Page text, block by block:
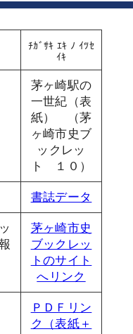
ﾁｶﾞｻｷ ｴｷ ﾉ ｲﾂｾ
ｲｷ
茅ヶ崎駅の
一世紀（表
紙） （茅
ヶ崎市史ブ
ックレッ
ト １０）
書誌データ
茅ヶ崎市史
ブックレッ
トのサイト
へリンク
ＰＤＦリン
ク（表紙＋